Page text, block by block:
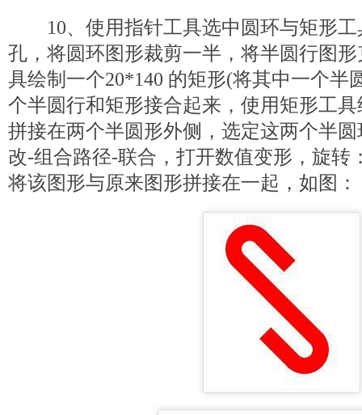
10、使用指针工具选中圆环与矩形工
孔，将圆环图形裁剪一半，将半圆行图
具绘制一个20*140 的矩形(将其中一个半
个半圆行和矩形接合起来，使用矩形工
拼接在两个半圆形外侧，选定这两个半
改-组合路径-联合，打开数值变形，旋转
将该图形与原来图形拼接在一起，如图：